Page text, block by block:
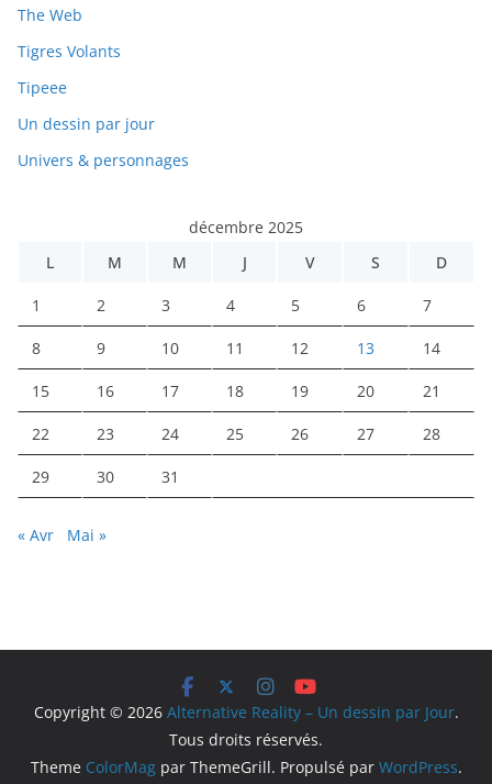
The Web
Tigres Volants
Tipeee
Un dessin par jour
Univers & personnages
décembre 2025
L
M M J V S D
1 2 3 4 5 6 7
8 9 10 11 12 13 14
15 16 17 18 19 20 21
22 23 24 25 26 27 28
29 30 31
« Avr Mai »
Copyright © 2026 Alternative Reality – Un dessin par Jour.
Tous droits réservés.
Theme ColorMagpar ThemeGrill. Propulsé par WordPress.